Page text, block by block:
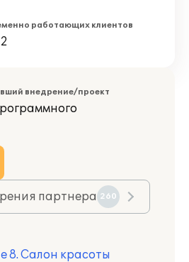
работающих клиентов
внедрение/проект
партнера 260
8. Салон красоты